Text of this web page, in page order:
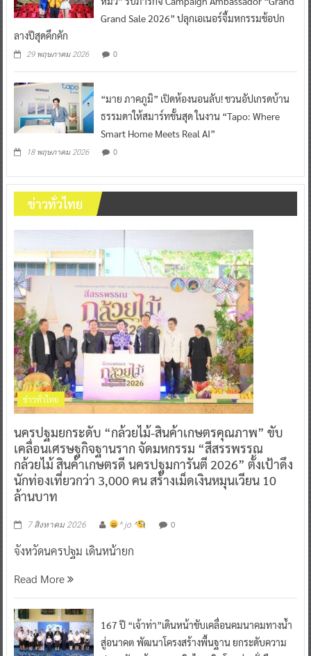
Grand Sale 2026” ปลุกเอเนอร์จี้มหกรรมช้อปก
ลางปีสุดคึกคัก
29 พฤษภาคม 2026 0
“มาย ภาคภูมิ” เปิดห้องนอนลับ! ชวนอัปเกรดบ้าน
ธรรมดาให้สมาร์ทขั้นสุด ในงาน “Tapo: Where
Smart Home Meets Real AI”
18 พฤษภาคม 2026 0
ข่าวทั่วไทย
ข่าวทั่วไทย
นครปฐมยกระดับ “กล้วยไม้-สินค้าเกษตรคุณภาพ” ขับ
เคลื่อนเศรษฐกิจฐานราก จัดมหกรรม “สีสรรพรรณ
กล้วยไม้ สินค้าเกษตรดี นครปฐมการันตี 2026” ตั้งเป้าดึง
นักท่องเที่ยวกว่า 3,000 คน สร้างเม็ดเงินหมุนเวียน 10
ล้านบาท
7 สิงหาคม 2026 ^ jo ^ 0
จังหวัดนครปฐม เดินหน้ายก
Read More
167 ปี “เจ้าท่า”เดินหน้าขับเคลื่อนคมนาคมทางน้ำ
สู่อนาคต พัฒนาโครงสร้างพื้นฐาน ยกระดับความ